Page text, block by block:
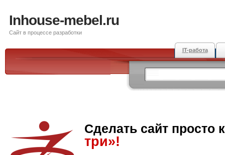
Inhouse-mebel.ru
Сайт в процессе разработки
IT-работа
Сделать сайт просто
три»!